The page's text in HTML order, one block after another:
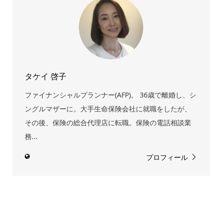
タケイ 啓子
ファイナンシャルプランナー(AFP)。 36歳で離婚し、シ
ングルマザーに。大手生命保険会社に就職をしたが、
その後、保険の総合代理店に転職。保険の電話相談業
務...
プロフィール